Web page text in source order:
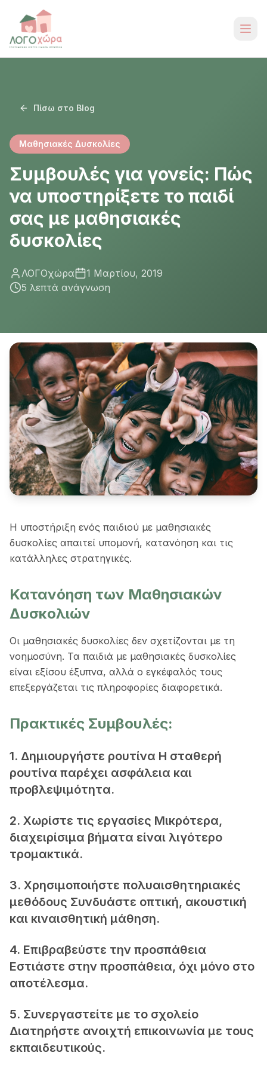
Πίσω στο Blog
Μαθησιακές Δυσκολίες
Συμβουλές για γονείς: Πώς
να υποστηρίξετε το παιδί
σας με μαθησιακές
δυσκολίες
ΛΟΓΟχώρα
1 Μαρτίου, 2019
5 λεπτά ανάγνωση
Η υποστήριξη ενός παιδιού με μαθησιακές
δυσκολίες απαιτεί υπομονή, κατανόηση και τις
κατάλληλες στρατηγικές.
Κατανόηση των Μαθησιακών
Δυσκολιών
Οι μαθησιακές δυσκολίες δεν σχετίζονται με τη
νοημοσύνη. Τα παιδιά με μαθησιακές δυσκολίες
είναι εξίσου έξυπνα, αλλά ο εγκέφαλός τους
επεξεργάζεται τις πληροφορίες διαφορετικά.
Πρακτικές Συμβουλές:
1. Δημιουργήστε ρουτίνα Η σταθερή
ρουτίνα παρέχει ασφάλεια και
προβλεψιμότητα.
2. Χωρίστε τις εργασίες Μικρότερα,
διαχειρίσιμα βήματα είναι λιγότερο
τρομακτικά.
3. Χρησιμοποιήστε πολυαισθητηριακές
μεθόδους Συνδυάστε οπτική, ακουστική
και κιναισθητική μάθηση.
4. Επιβραβεύστε την προσπάθεια
Εστιάστε στην προσπάθεια, όχι μόνο στο
αποτέλεσμα.
5. Συνεργαστείτε με το σχολείο
Διατηρήστε ανοιχτή επικοινωνία με τους
εκπαιδευτικούς.